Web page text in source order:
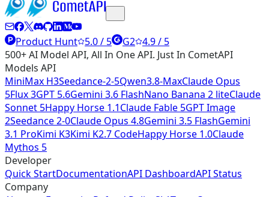
Product Hunt 5.0 / 5 G2 4.9 / 5
500+ AI Model API, All In One API. Just In CometAPI
Models API
MiniMax H3Seedance-2-5Qwen3.8-MaxClaude Opus
5Flux 3GPT 5.6Gemini 3.6 FlashNano Banana 2 liteClaude
Sonnet 5Happy Horse 1.1Claude Fable 5GPT Image
2Seedance 2-0Claude Opus 4.8Gemini 3.5 FlashGemini
3.1 ProKimi K3Kimi K2.7 CodeHappy Horse 1.0Claude
Mythos 5
Developer
Quick StartDocumentationAPI DashboardAPI Status
Company